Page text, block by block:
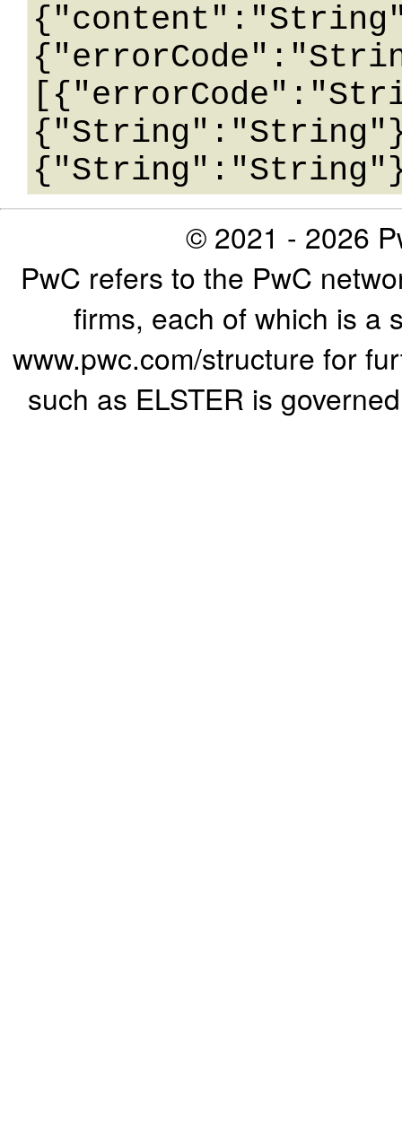
© 2021 - 2026
PwC refers to the PwC
firms, each of which is a
www.pwc.com/structure for
such as ELSTER is